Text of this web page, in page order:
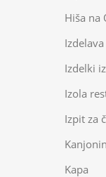
Hiša na
Izdelki
Izola
Izpit za
Kapa